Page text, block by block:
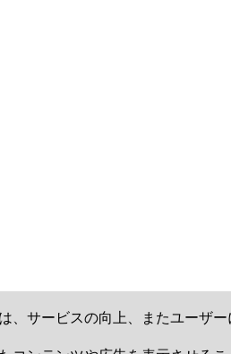
、サービスの向上、またユーザ